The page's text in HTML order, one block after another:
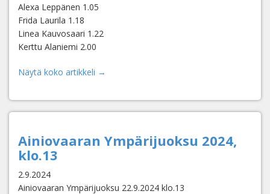
Alexa Leppänen 1.05
Frida Laurila 1.18
Linea Kauvosaari 1.22
Kerttu Alaniemi 2.00
Näytä koko artikkeli →
Ainiovaaran Ympärijuoksu 2024,
klo.13
2.9.2024
Ainiovaaran Ympärijuoksu 22.9.2024 klo.13